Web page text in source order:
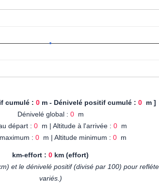
cumulé : 0m - Dénivelé positif cumulé : 0m ]
Dénivelé global : 0m
départ : 0 m | Altitude à l'arrivée : 0 m
: 0m | Altitude minimum : 0m
km-effort : 0 km (effort)
et le dénivelé positif (divisé par 100) pour
variés.)